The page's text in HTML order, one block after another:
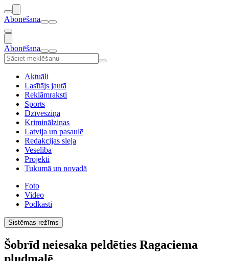
Abonēšana
Abonēšana
Aktuāli
Lasītājs jautā
Reklāmraksti
Sports
Dzīvesziņa
Kriminālziņas
Latvija un pasaulē
Redakcijas sleja
Veselība
Projekti
Tukumā un novadā
Foto
Video
Podkāsti
Sistēmas režīms
Šobrīd neiesaka peldēties Ragaciema